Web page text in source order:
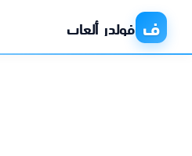
ف فولدر ألعاب